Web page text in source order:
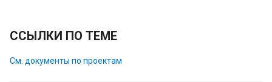
ССЫЛКИ ПО ТЕМЕ
См. документы по проектам